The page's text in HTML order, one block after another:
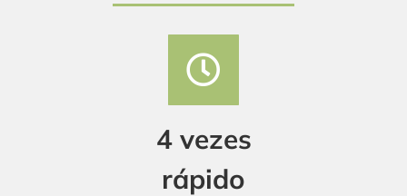
4 vezes
rápido